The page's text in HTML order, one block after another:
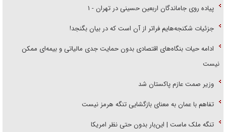
پیاده روی جاماندگان اربعین حسینی در تهران - ۱
جزئیات شکنجه‌هایم فراتر از آن است که در بیان بگنجد!
ادامه حیات بنگاه‌های اقتصادی بدون حمایت جدی مالیاتی و بیمه‌ای ممکن
نیست
وزیر صمت عازم پاکستان شد
تفاهم با عمان به معنای بازگشایی تنگه هرمز نیست
تنگه ملک ماست | این‌بار بدون حتی نظر امریکا